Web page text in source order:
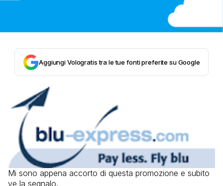
Aggiungi Vologratis tra le tue fonti preferite su Google
Mi sono appena accorto di questa promozione e subito
ve la segnalo.